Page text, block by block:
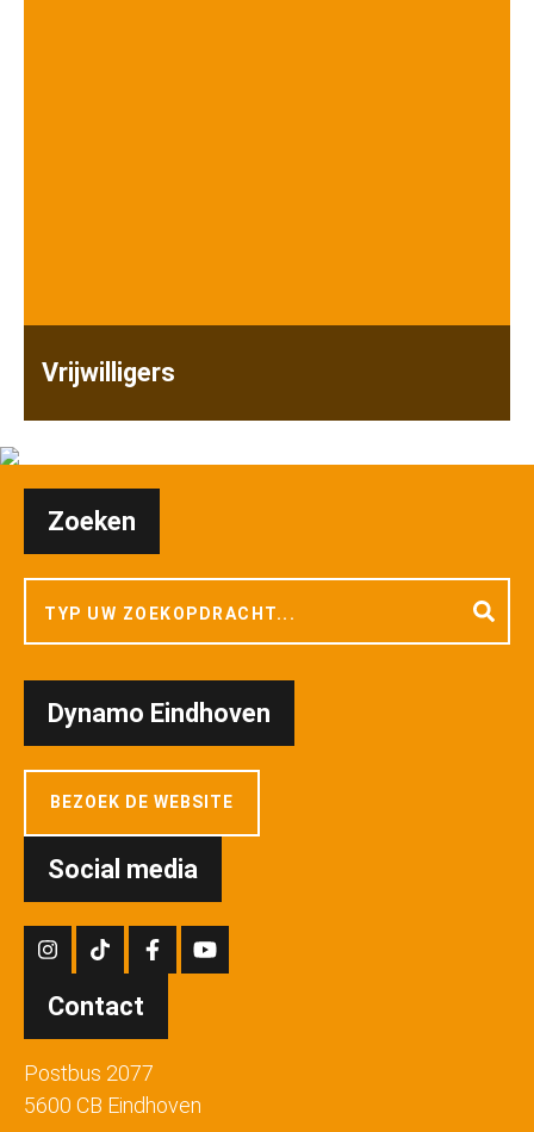
Vrijwilligers
Zoeken
Dynamo Eindhoven
BEZOEK DE WEBSITE
Social media
Contact
Postbus 2077
5600 CB Eindhoven